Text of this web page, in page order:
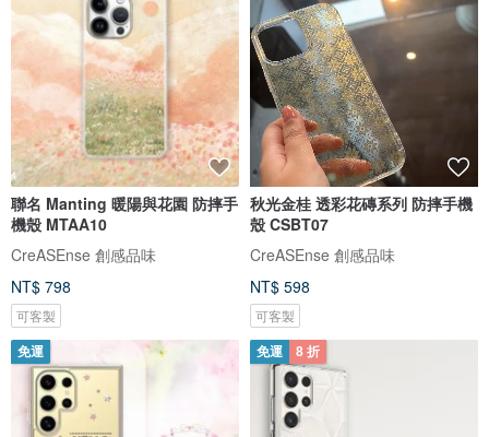
聯名 Manting 暖陽與花園 防摔手
機殼 MTAA10
CreASEnse 創感品味
NT$ 798
可客製
秋光金桂 透彩花磚系列 防摔手機
殼 CSBT07
CreASEnse 創感品味
NT$ 598
可客製
免運 免運 8 折